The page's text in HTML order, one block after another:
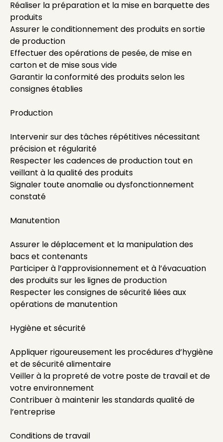
Réaliser la préparation et la mise en barquette des
produits
Assurer le conditionnement des produits en sortie
de production
Effectuer des opérations de pesée, de mise en
carton et de mise sous vide
Garantir la conformité des produits selon les
consignes établies
Production
Intervenir sur des tâches répétitives nécessitant
précision et régularité
Respecter les cadences de production tout en
veillant à la qualité des produits
Signaler toute anomalie ou dysfonctionnement
constaté
Manutention
Assurer le déplacement et la manipulation des
bacs et contenants
Participer à l’approvisionnement et à l’évacuation
des produits sur les lignes de production
Respecter les consignes de sécurité liées aux
opérations de manutention
Hygiène et sécurité
Appliquer rigoureusement les procédures d’hygiène
et de sécurité alimentaire
Veiller à la propreté de votre poste de travail et de
votre environnement
Contribuer à maintenir les standards qualité de
l’entreprise
Conditions de travail